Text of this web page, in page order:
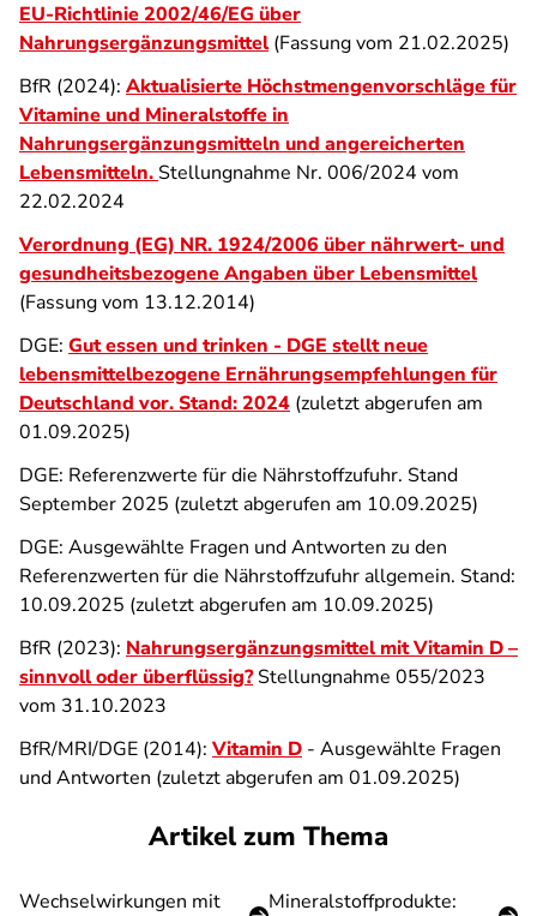
EU-Richtlinie 2002/46/EG über
Nahrungsergänzungsmittel(Fassung vom 21.02.2025)
BfR (2024): Aktualisierte Höchstmengenvorschläge für
Vitamine und Mineralstoffe in
Nahrungsergänzungsmitteln und angereicherten
Lebensmitteln. Stellungnahme Nr. 006/2024 vom
22.02.2024
Verordnung (EG) NR. 1924/2006 über nährwert- und
gesundheitsbezogene Angaben über Lebensmittel
(Fassung vom 13.12.2014)
DGE: Gut essen und trinken - DGE stellt neue
lebensmittelbezogene Ernährungsempfehlungen für
Deutschland vor. Stand: 2024 (zuletzt abgerufen am
01.09.2025)
DGE: Referenzwerte für die Nährstoffzufuhr. Stand
September 2025 (zuletzt abgerufen am 10.09.2025)
DGE: Ausgewählte Fragen und Antworten zu den
Referenzwerten für die Nährstoffzufuhr allgemein. Stand:
10.09.2025 (zuletzt abgerufen am 10.09.2025)
BfR (2023): Nahrungsergänzungsmittel mit Vitamin D –
sinnvoll oder überflüssig?Stellungnahme 055/2023
vom 31.10.2023
BfR/MRI/DGE (2014): Vitamin D - Ausgewählte Fragen
und Antworten (zuletzt abgerufen am 01.09.2025)
Artikel zum Thema
Wechselwirkungen mit
Mineralstoffprodukte: